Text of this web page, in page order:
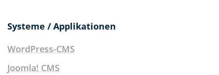
Systeme / Applikationen
WordPress-CMS
Joomla! CMS